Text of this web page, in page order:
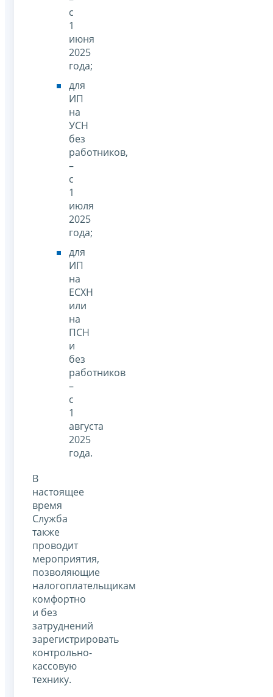
с
1
июня
2025
года;
для
ИП
на
УСН
без
работников,
–
с
1
июля
2025
года;
для
ИП
на
ЕСХН
или
на
ПСН
и
без
работников
–
с
1
августа
2025
года.
В
настоящее
время
Служба
также
проводит
мероприятия,
позволяющие
налогоплательщикам
комфортно
и без
затруднений
зарегистрировать
контрольно-
кассовую
технику.